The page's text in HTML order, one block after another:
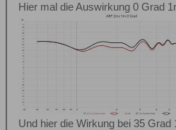
Hier mal die Auswirkung 0 Grad
Und hier die Wirkung bei 35